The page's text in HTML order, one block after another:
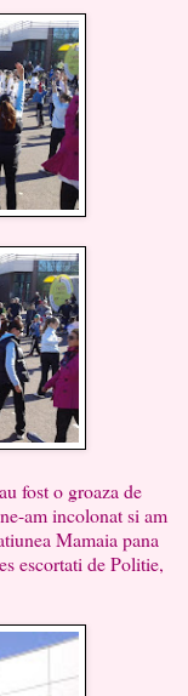
o groaza de
am incolonat si am
Mamaia pana
escortati de Politie,